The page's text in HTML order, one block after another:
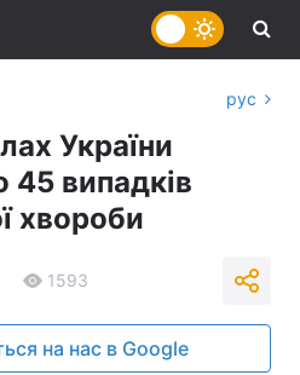
рус
України
45 випадків
хвороби
1593
на нас в Google